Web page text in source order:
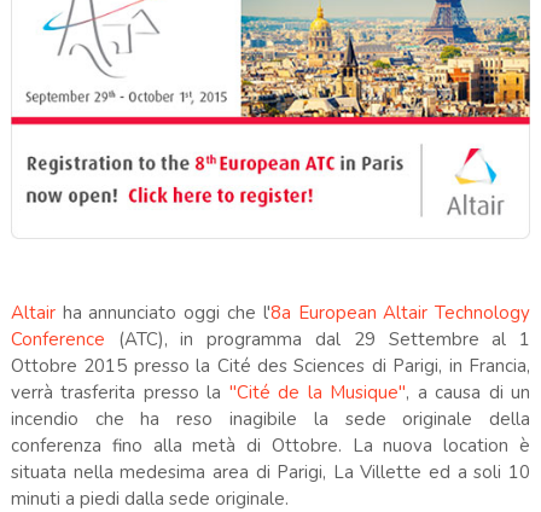
Altairha annunciato oggi che l'8a European Altair Technology
Conference (ATC), in programma dal 29 Settembre al 1
Ottobre 2015 presso la Cité des Sciences di Parigi, in Francia,
verrà trasferita presso la "Cité de la Musique", a causa di un
incendio che ha reso inagibile la sede originale della
conferenza fino alla metà di Ottobre. La nuova location è
situata nella medesima area di Parigi, La Villette ed a soli 10
minuti a piedi dalla sede originale.